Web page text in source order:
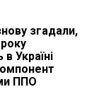
згадали,
Україні
ППО